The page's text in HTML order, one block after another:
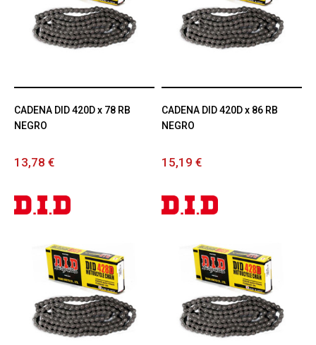
CADENA DID 420D x 78 RB
NEGRO
13,78 €
CADENA DID 420D x 86 RB
NEGRO
15,19 €